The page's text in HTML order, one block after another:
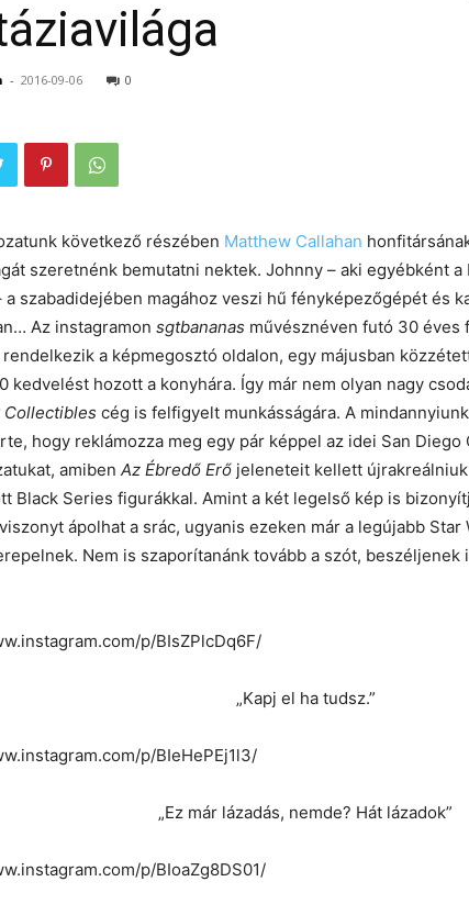
- 2016-09-06 0
következő részében Matthew Callahan
szeretnénk bemutatni nektek. Johnny – aki egyébként
a szabadidejében magához veszi hű fényképezőgépét és
Az instagramon sgtbananas művésznéven futó 30 éves
a képmegosztó oldalon, egy májusban
kedvelést hozott a konyhára. Így már nem olyan nagy
cég is felfigyelt munkásságára. A
hogy reklámozza meg egy pár képpel az idei San
amiben Az Ébredő Erő jeleneteit kellett
Black Series figurákkal. Amint a két legelső kép is
ápolhat a srác, ugyanis ezeken már a legújabb Star
Nem is szaporítanánk tovább a szót, beszéljenek
p/BIsZPlcDq6F/
„Kapj el ha tudsz.”
p/BIeHePEj1l3/
„Ez már lázadás, nemde? Hát lázadok”
p/BIoaZg8DS01/